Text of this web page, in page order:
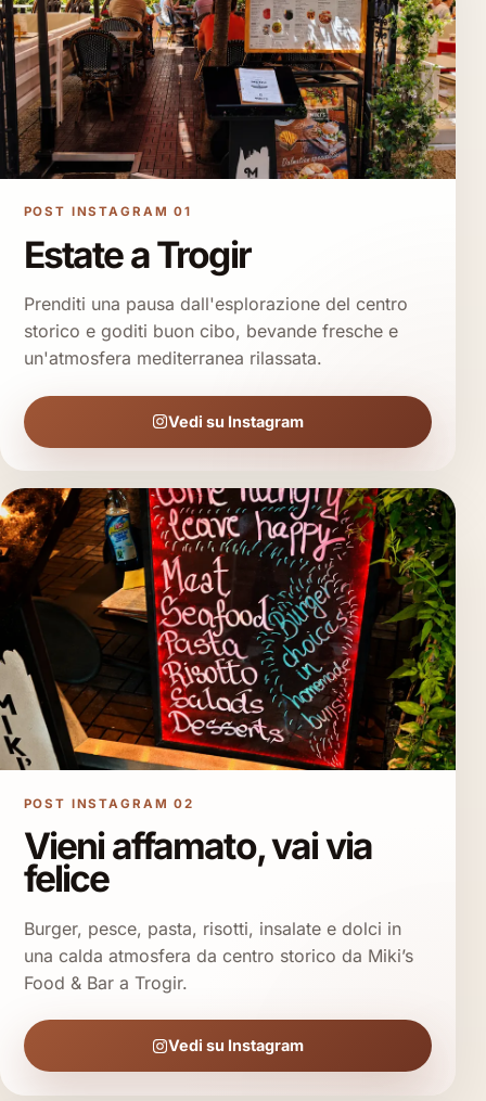
POST INSTAGRAM 01
Estate a Trogir
Prenditi una pausa dall'esplorazione del centro
storico e goditi buon cibo, bevande fresche e
un'atmosfera mediterranea rilassata.
Vedi su Instagram
POST INSTAGRAM 02
Vieni affamato, vai via
felice
Burger, pesce, pasta, risotti, insalate e dolci in
una calda atmosfera da centro storico da Miki’s
Food & Bar a Trogir.
Vedi su Instagram